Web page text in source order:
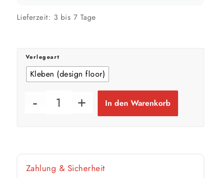
Lieferzeit: 3 bis 7 Tage
Verlegeart
Kleben (design floor)
In den Warenkorb
Zahlung & Sicherheit